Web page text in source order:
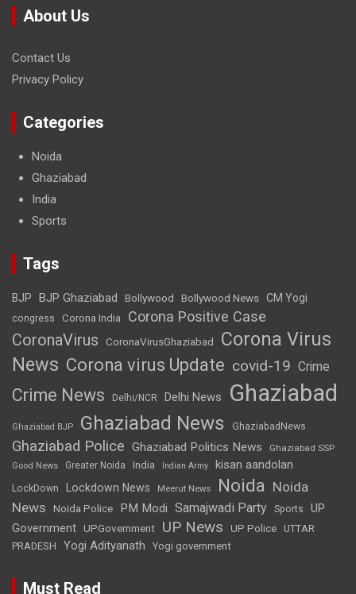
About Us
Contact Us
Privacy Policy
Categories
Noida
Ghaziabad
India
Sports
Tags
BJP BJP Ghaziabad Bollywood Bollywood News CM Yogi
congress Corona India Corona Positive Case
CoronaVirus CoronaVirusGhaziabad
Corona Virus
News Corona virus Update covid-19 Crime
Crime News Delhi/NCR Delhi News Ghaziabad
Ghaziabad BJP Ghaziabad News GhaziabadNews
Ghaziabad Police Ghaziabad Politics News Ghaziabad SSP
Good News Greater Noida India Indian Army kisan aandolan
LockDown Lockdown News Meerut News Noida Noida
News
Noida Police PM Modi Samajwadi Party Sports
UP
Government UPGovernment UP News UP Police
UTTAR
PRADESH
Yogi Adityanath Yogi government
Must Read